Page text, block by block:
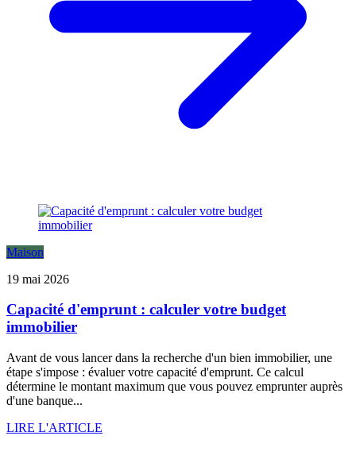
Maison
19 mai 2026
Capacité d'emprunt : calculer votre budget
immobilier
Avant de vous lancer dans la recherche d'un bien immobilier, une
étape s'impose : évaluer votre capacité d'emprunt. Ce calcul
détermine le montant maximum que vous pouvez emprunter auprès
d'une banque...
LIRE L'ARTICLE